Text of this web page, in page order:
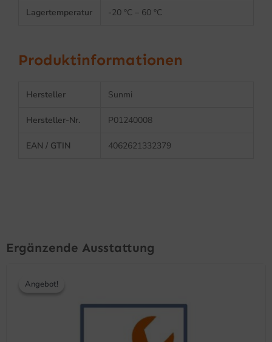
Lagertemperatur -20 °C – 60 °C
Produktinformationen
Hersteller Sunmi
Hersteller-Nr. P01240008
EAN / GTIN 4062621332379
Ergänzende Ausstattung
Angebot!
Angebot!